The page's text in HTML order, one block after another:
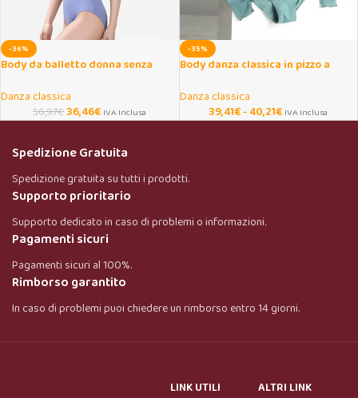
-36%
Body da balletto donna senza
Danza classica
56,97€36,46€ IVA Inclusa
-35%
Body danza classica in pizzo a
Danza classica
39,41€-40,21€ IVA Inclusa
Spedizione Gratuita
Spedizione gratuita su tutti i prodotti.
Supporto prioritario
Supporto dedicato in caso di problemi o informazioni.
Pagamenti sicuri
Pagamenti sicuri al 100%.
Rimborso garantito
In caso di problemi puoi chiedere un rimborso entro 14 giorni.
LINK UTILI
ALTRI LINK